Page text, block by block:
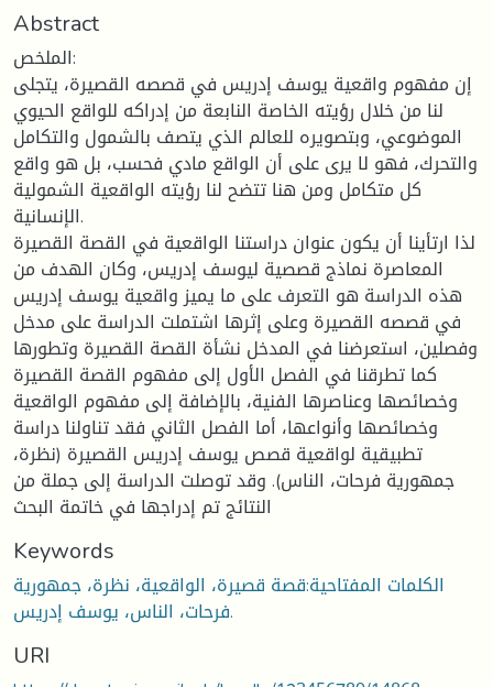
Abstract
الملخص:
إن مفهوم واقعية يوسف إدريس في قصصه القصيرة، يتجلى
لنا من خلال رؤيته الخاصة النابعة من إدراكه للواقع الحيوي
الموضوعي، وبتصويره للعالم الذي يتصف بالشمول والتكامل
والتحرك، فهو لا يرى على أن الواقع مادي فحسب، بل هو واقع
كل متكامل ومن هنا تتضح لنا رؤيته الواقعية الشمولية
الإنسانية.
لذا ارتأينا أن يكون عنوان دراستنا الواقعية في القصة القصيرة
المعاصرة نماذج قصصية ليوسف إدريس، وكان الهدف من
هذه الدراسة هو التعرف على ما يميز واقعية يوسف إدريس
في قصصه القصيرة وعلى إثرها اشتملت الدراسة على مدخل
وفصلين، استعرضنا في المدخل نشأة القصة القصيرة وتطورها
كما تطرقنا في الفصل الأول إلى مفهوم القصة القصيرة
وخصائصها وعناصرها الفنية، بالإضافة إلى مفهوم الواقعية
وخصائصها وأنواعها، أما الفصل الثاني فقد تناولنا دراسة
تطبيقية لواقعية قصص يوسف إدريس القصيرة (نظرة،
جمهورية فرحات، الناس). وقد توصلت الدراسة إلى جملة من
النتائج تم إدراجها في خاتمة البحث
Keywords
الكلمات المفتاحية:قصة قصيرة، الواقعية، نظرة، جمهورية
فرحات، الناس، يوسف إدريس.
URI